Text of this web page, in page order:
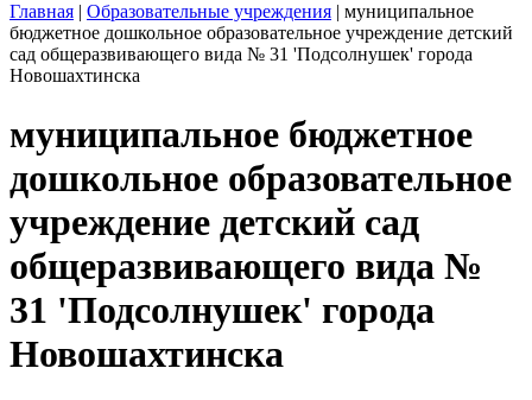
Главная | Образовательные учреждения | муниципальное
бюджетное дошкольное образовательное учреждение детский
сад общеразвивающего вида № 31 'Подсолнушек' города
Новошахтинска
муниципальное бюджетное
дошкольное образовательное
учреждение детский сад
общеразвивающего вида №
31 'Подсолнушек' города
Новошахтинска